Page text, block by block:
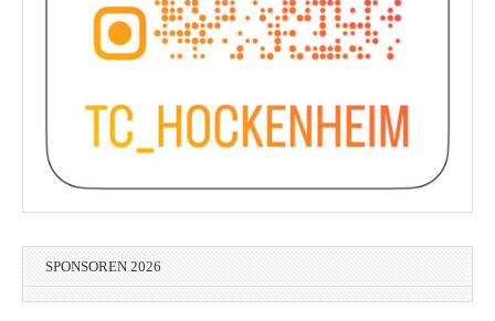
SPONSOREN 2026